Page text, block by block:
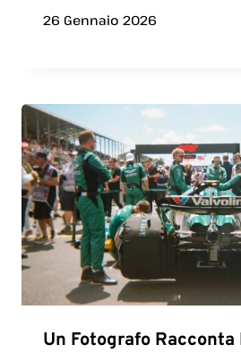
26 Gennaio 2026
Un Fotografo Racconta